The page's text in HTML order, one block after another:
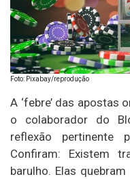
Foto: Pixabay/reprodução
A ‘febre’ das apostas
o colaborador do
reflexão pertinente
Confiram: Existem
barulho. Elas